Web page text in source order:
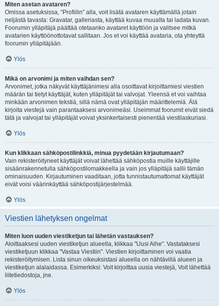
Miten asetan avataren?
Omissa asetuksissa, “Profiilin” alla, voit lisätä avataren käyttämällä jotain
neljästä tavasta: Gravatar, galleriasta, käyttää kuvaa muualta tai ladata kuvan.
Foorumin ylläpitäjä päättää otetaanko avataret käyttöön ja valitsee mitkä
avatarien käyttöönottotavat sallitaan. Jos et voi käyttää avataria, ota yhteyttä
foorumin ylläpitäjään.
Ylös
Mikä on arvonimi ja miten vaihdan sen?
Arvonimet, jotka näkyvät käyttäjänimesi alla osoittavat kirjoittamiesi viestien
määrän tai tietyt käyttäjät, kuten ylläpitäjät tai valvojat. Yleensä et voi vaihtaa
minkään arvonimen tekstiä, sillä nämä ovat ylläpitäjän määrittelemiä. Älä
kirjoita viestejä vain parantaaksesi arvonimeäsi. Useimmat foorumit eivät siedä
tätä ja valvojat tai ylläpitäjät voivat yksinkertaisesti pienentää viestilaskuriasi.
Ylös
Kun klikkaan sähköpostilinkkiä, minua pyydetään kirjautumaan?
Vain rekisteröityneet käyttäjät voivat lähettää sähköpostia muille käyttäjille
sisäänrakennetulla sähköpostilomakkeella ja vain jos ylläpitäjä sallii tämän
ominaisuuden. Kirjautuminen vaaditaan, jotta tunnistautumattomat käyttäjät
eivät voisi väärinkäyttää sähköpostijärjestelmää.
Ylös
Viestien lähetyksen ongelmat
Miten luon uuden viestiketjun tai lähetän vastauksen?
Aloittaaksesi uuden viestiketjun alueella, klikkaa "Uusi Aihe". Vastataksesi
viestiketjuun klikkaa "Vastaa Viestiin". Viestien kirjoittaminen voi vaatia
rekisteröitymisen. Lista sinun oikeuksistasi alueella on nähtävillä alueen ja
viestiketjun alalaidassa. Esimerkiksi: Voit kirjoittaa uusia viestejä, Voit lähettää
liitetiedostoja, jne.
Ylös